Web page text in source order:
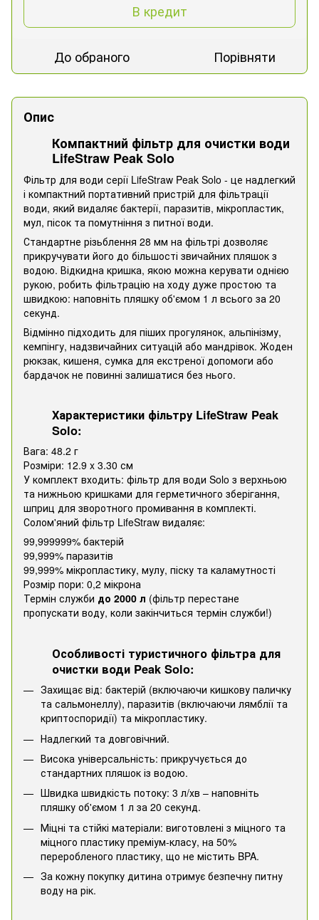
В кредит
До обраного Порівняти
Опис
Компактний фільтр для очистки води
LifeStraw Peak Solo
Фільтр для води серії LifeStraw Peak Solo - це надлегкий
і компактний портативний пристрій для фільтрації
води, який видаляє бактерії, паразитів, мікропластик,
мул, пісок та помутніння з питної води.
Стандартне різьблення 28 мм на фільтрі дозволяє
прикручувати його до більшості звичайних пляшок з
водою. Відкидна кришка, якою можна керувати однією
рукою, робить фільтрацію на ходу дуже простою та
швидкою: наповніть пляшку об'ємом 1 л всього за 20
секунд.
Відмінно підходить для піших прогулянок, альпінізму,
кемпінгу, надзвичайних ситуацій або мандрівок. Жоден
рюкзак, кишеня, сумка для екстреної допомоги або
бардачок не повинні залишатися без нього.
Характеристики фільтру LifeStraw Peak
Solo:
Вага: 48.2 г
Розміри: 12.9 x 3.30 см
У комплект входить: фільтр для води Solo з верхньою
та нижньою кришками для герметичного зберігання,
шприц для зворотного промивання в комплекті.
Солом'яний фільтр LifeStraw видаляє:
99,999999% бактерій
99,999% паразитів
99,999% мікропластику, мулу, піску та каламутності
Розмір пори: 0,2 мікрона
Термін служби до 2000 л (фільтр перестане
пропускати воду, коли закінчиться термін служби!)
Особливості туристичного фільтра для
очистки води Peak Solo:
Захищає від: бактерій (включаючи кишкову паличку
та сальмонеллу), паразитів (включаючи лямблії та
криптоспоридії) та мікропластику.
Надлегкий та довговічний.
Висока універсальність: прикручується до
стандартних пляшок із водою.
Швидка швидкість потоку: 3 л/хв – наповніть
пляшку об'ємом 1 л за 20 секунд.
Міцні та стійкі матеріали: виготовлені з міцного та
міцного пластику преміум-класу, на 50%
переробленого пластику, що не містить BPA.
За кожну покупку дитина отримує безпечну питну
воду на рік.